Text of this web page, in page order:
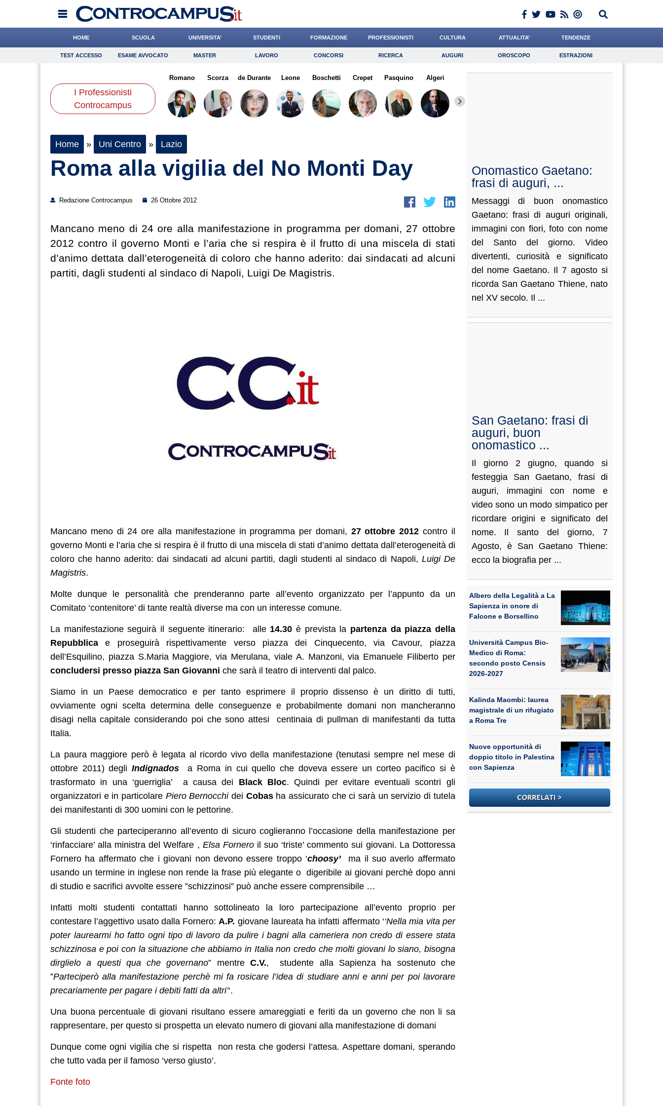
HOME SCUOLA UNIVERSITA’ STUDENTI FORMAZIONE PROFESSIONISTI CULTURA ATTUALITA’ TENDENZE
TEST ACCESSO Esame Avvocato Master Lavoro Concorsi Ricerca Auguri Oroscopo Estrazioni
Consigli Risparmio Diritto Economia Giornalista
Scienze
TEST ACCESSO ESAME AVVOCATO MASTER LAVORO CONCORSI RICERCA AUGURI OROSCOPO ESTRAZIONI
I Professionisti
Controcampus
Romano Scorza de Durante Leone Boschetti Crepet Pasquino Algeri
Home » Uni Centro » Lazio
Roma alla vigilia del No Monti Day
Redazione Controcampus 26 Ottobre 2012
Mancano meno di 24 ore alla manifestazione in programma per domani, 27 ottobre
2012 contro il governo Monti e l’aria che si respira è il frutto di una miscela di stati
d’animo dettata dall’eterogeneità di coloro che hanno aderito: dai sindacati ad alcuni
partiti, dagli studenti al sindaco di Napoli, Luigi De Magistris.
Mancano meno di 24 ore alla manifestazione in programma per domani, 27 ottobre 2012contro il
governo Monti e l’aria che si respira è il frutto di una miscela di stati d’animo dettata dall’eterogeneità di
coloro che hanno aderito: dai sindacati ad alcuni partiti, dagli studenti al sindaco di Napoli, Luigi De
Magistris.
Molte dunque le personalità che prenderanno parte all’evento organizzato per l’appunto da un
Comitato ‘contenitore’ di tante realtà diverse ma con un interesse comune.
La manifestazione seguirà il seguente itinerario: alle 14.30 è prevista la partenza da piazza della
Repubblica e proseguirà rispettivamente verso piazza dei Cinquecento, via Cavour, piazza
dell’Esquilino, piazza S.Maria Maggiore, via Merulana, viale A. Manzoni, via Emanuele Filiberto per
concludersi presso piazza San Giovanni che sarà il teatro di interventi dal palco.
Siamo in un Paese democratico e per tanto esprimere il proprio dissenso è un diritto di tutti,
ovviamente ogni scelta determina delle conseguenze e probabilmente domani non mancheranno
disagi nella capitale considerando poi che sono attesi centinaia di pullman di manifestanti da tutta
Italia.
La paura maggiore però è legata al ricordo vivo della manifestazione (tenutasi sempre nel mese di
ottobre 2011) degliIndignados
a Roma in cui quello che doveva essere un corteo pacifico si è
trasformato in una ‘guerriglia’ a causa dei Black Bloc. Quindi per evitare eventuali scontri gli
organizzatori e in particolare Piero Bernocchidei Cobasha assicurato che ci sarà un servizio di tutela
dei manifestanti di 300 uomini con le pettorine.
Gli studenti che parteciperanno all’evento di sicuro coglieranno l’occasione della manifestazione per
‘rinfacciare’ alla ministra del Welfare , Elsa Fornero il suo ‘triste’ commento sui giovani. La Dottoressa
Fornero ha affermato che i giovani non devono essere troppo ‘choosy’ma il suo averlo affermato
usando un termine in inglese non rende la frase più elegante o digeribile ai giovani perchè dopo anni
di studio e sacrifici avvolte essere ”schizzinosi” può anche essere comprensibile …
Infatti molti studenti contattati hanno sottolineato la loro partecipazione all’evento proprio per
contestare l’aggettivo usato dalla Fornero: A.P. giovane laureata ha infatti affermato ‘‘Nella mia vita per
poter laurearmi ho fatto ogni tipo di lavoro da pulire i bagni alla cameriera non credo di essere stata
schizzinosa e poi con la situazione che abbiamo in Italia non credo che molti giovani lo siano, bisogna
dirglielo a questi qua che governano” mentre C.V., studente alla Sapienza ha sostenuto che
”Parteciperò alla manifestazione perchè mi fa rosicare l’idea di studiare anni e anni per poi lavorare
precariamente per pagare i debiti fatti da altri’‘.
Una buona percentuale di giovani risultano essere amareggiati e feriti da un governo che non li sa
rappresentare, per questo si prospetta un elevato numero di giovani alla manifestazione di domani
Dunque come ogni vigilia che si rispetta non resta che godersi l’attesa. Aspettare domani, sperando
che tutto vada per il famoso ‘verso giusto’.
Fonte foto
Onomastico Gaetano:
frasi di auguri, ...
Messaggi di buon onomastico
Gaetano: frasi di auguri originali,
immagini con fiori, foto con nome
del Santo del giorno. Video
divertenti, curiosità e significato
del nome Gaetano. Il 7 agosto si
ricorda San Gaetano Thiene, nato
nel XV secolo. Il ...
San Gaetano: frasi di
auguri, buon
onomastico ...
Il giorno 2 giugno, quando si
festeggia San Gaetano, frasi di
auguri, immagini con nome e
video sono un modo simpatico per
ricordare origini e significato del
nome. Il santo del giorno, 7
Agosto, è San Gaetano Thiene:
ecco la biografia per ...
Albero della Legalità a La
Sapienza in onore di
Falcone e Borsellino
Università Campus Bio-
Medico di Roma:
secondo posto Censis
2026-2027
Kalinda Maombi: laurea
magistrale di un rifugiato
a Roma Tre
Nuove opportunità di
doppio titolo in Palestina
con Sapienza